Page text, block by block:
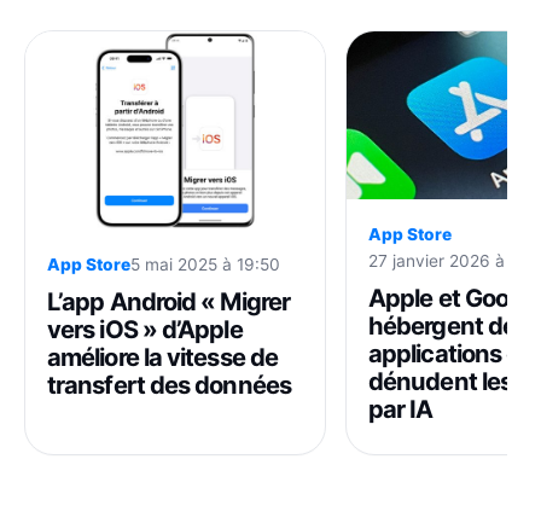
App Store5 mai 2025 à 19:50
L’app Android « Migrer
vers iOS » d’Apple
améliore la vitesse de
transfert des données
App Store
27 janvier 2026 à
Apple et Google
hébergent des
applications qui
dénudent les
par IA